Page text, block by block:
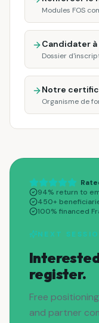
Modules FOS
Candidater
Dossier
Notre
Organisme de
94% return to
450+
100% financed
NEXT
register.
Free
and partner